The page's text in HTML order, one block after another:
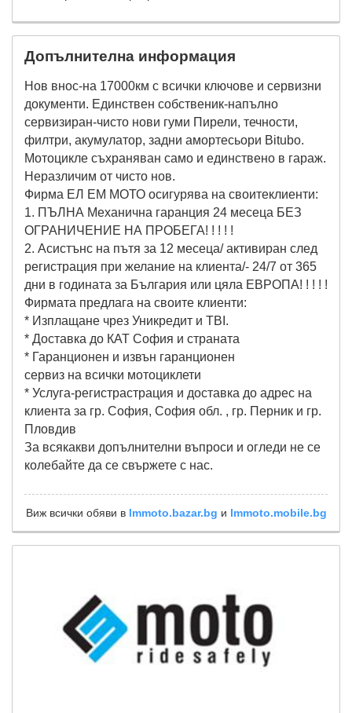
Допълнителна информация
Нов внос-на 17000км с всички ключове и сервизни
документи. Единствен собственик-напълно
сервизиран-чисто нови гуми Пирели, течности,
филтри, акумулатор, задни амортесьори Bitubo.
Мотоцикле съхраняван само и единствено в гараж.
Неразличим от чисто нов.
Фирма ЕЛ ЕМ МОТО осигурява на своитеклиенти:
1. ПЪЛНА Механична гаранция 24 месеца БЕЗ
ОГРАНИЧЕНИЕ НА ПРОБЕГА! ! ! ! !
2. Асистънс на пътя за 12 месеца/ активиран след
регистрация при желание на клиента/- 24/7 от 365
дни в годината за България или цяла ЕВРОПА! ! ! ! !
Фирмата предлага на своите клиенти:
* Изплащане чрез Уникредит и TBI.
* Доставка до КАТ София и страната
* Гаранционен и извън гаранционен
сервиз на всички мотоциклети
* Услуга-регистрастрация и доставка до адрес на
клиента за гр. София, София обл. , гр. Перник и гр.
Пловдив
За всякакви допълнителни въпроси и огледи не се
колебайте да се свържете с нас.
Виж всички обяви в lmmoto.bazar.bg и lmmoto.mobile.bg